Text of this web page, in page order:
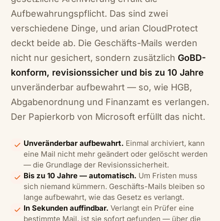
Aufbewahrungspflicht. Das sind zwei
verschiedene Dinge, und arian CloudProtect
deckt beide ab. Die Geschäfts-Mails werden
nicht nur gesichert, sondern zusätzlich GoBD-
konform, revisionssicher und bis zu 10 Jahre
unveränderbar aufbewahrt — so, wie HGB,
Abgabenordnung und Finanzamt es verlangen.
Der Papierkorb von Microsoft erfüllt das nicht.
Unveränderbar aufbewahrt. Einmal archiviert, kann
eine Mail nicht mehr geändert oder gelöscht werden
— die Grundlage der Revisionssicherheit.
Bis zu 10 Jahre — automatisch. Um Fristen muss
sich niemand kümmern. Geschäfts-Mails bleiben so
lange aufbewahrt, wie das Gesetz es verlangt.
In Sekunden auffindbar. Verlangt ein Prüfer eine
bestimmte Mail, ist sie sofort gefunden — über die